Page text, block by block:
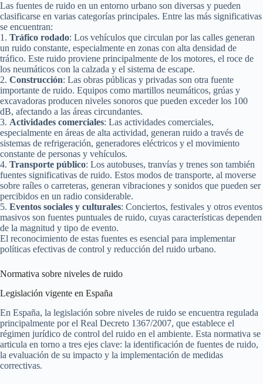
Las fuentes de ruido en un entorno urbano son diversas y pueden
clasificarse en varias categorías principales. Entre las más significativas
se encuentran:
1. Tráfico rodado: Los vehículos que circulan por las calles generan
un ruido constante, especialmente en zonas con alta densidad de
tráfico. Este ruido proviene principalmente de los motores, el roce de
los neumáticos con la calzada y el sistema de escape.
2. Construcción: Las obras públicas y privadas son otra fuente
importante de ruido. Equipos como martillos neumáticos, grúas y
excavadoras producen niveles sonoros que pueden exceder los 100
dB, afectando a las áreas circundantes.
3. Actividades comerciales: Las actividades comerciales,
especialmente en áreas de alta actividad, generan ruido a través de
sistemas de refrigeración, generadores eléctricos y el movimiento
constante de personas y vehículos.
4. Transporte público: Los autobuses, tranvías y trenes son también
fuentes significativas de ruido. Estos modos de transporte, al moverse
sobre raíles o carreteras, generan vibraciones y sonidos que pueden ser
percibidos en un radio considerable.
5. Eventos sociales y culturales: Conciertos, festivales y otros eventos
masivos son fuentes puntuales de ruido, cuyas características dependen
de la magnitud y tipo de evento.
El reconocimiento de estas fuentes es esencial para implementar
políticas efectivas de control y reducción del ruido urbano.
Normativa sobre niveles de ruido
Legislación vigente en España
En España, la legislación sobre niveles de ruido se encuentra regulada
principalmente por el Real Decreto 1367/2007, que establece el
régimen jurídico de control del ruido en el ambiente. Esta normativa se
articula en torno a tres ejes clave: la identificación de fuentes de ruido,
la evaluación de su impacto y la implementación de medidas
correctivas.